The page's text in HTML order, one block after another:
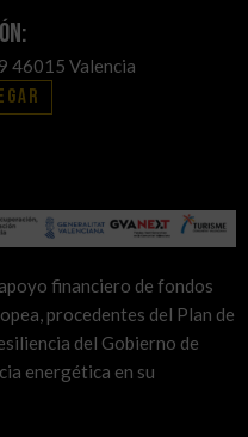
46015 Valencia
financiero de fondos
procedentes del Plan de
del Gobierno de
energética en su